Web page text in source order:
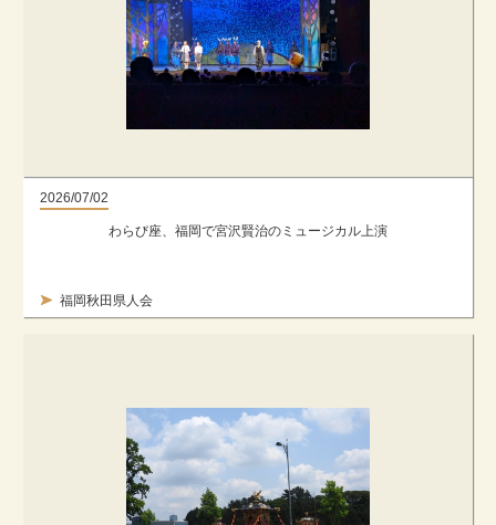
2026/07/02
福岡秋田県人会
わらび座、福岡で宮沢賢治のミュージカル上演